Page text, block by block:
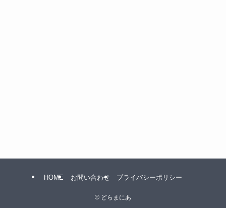
HOME お問い合わせ プライバシーポリシー
© どらまにあ